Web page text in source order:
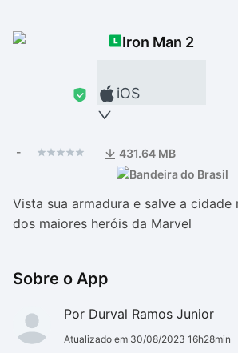
Iron Man 2
iOS
- 431.64 MB
Vista sua armadura e salve a cidade
dos maiores heróis da Marvel
Sobre o App
Por Durval Ramos Junior
Atualizado em 30/08/2023 16h28min